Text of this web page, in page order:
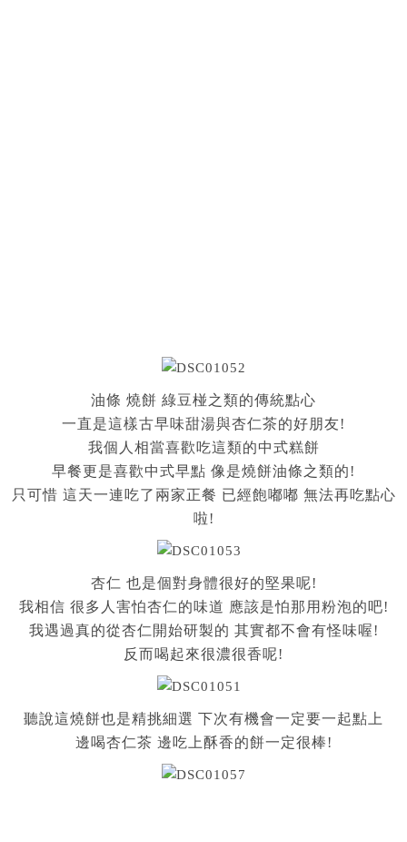
油條 燒餅 綠豆椪之類的傳統點心
一直是這樣古早味甜湯與杏仁茶的好朋友!
我個人相當喜歡吃這類的中式糕餅
早餐更是喜歡中式早點 像是燒餅油條之類的!
只可惜 這天一連吃了兩家正餐 已經飽嘟嘟 無法再吃點心
啦!
杏仁 也是個對身體很好的堅果呢!
我相信 很多人害怕杏仁的味道 應該是怕那用粉泡的吧!
我遇過真的從杏仁開始研製的 其實都不會有怪味喔!
反而喝起來很濃很香呢!
聽說這燒餅也是精挑細選 下次有機會一定要一起點上
邊喝杏仁茶 邊吃上酥香的餅一定很棒!